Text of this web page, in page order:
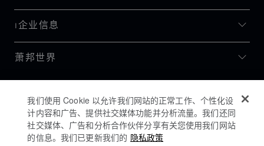
I企业信息
萧邦世界
保持更新
我们使用 Cookie 以允许我们网站的正常工作、个性化设
计内容和广告、提供社交媒体功能并分析流量。我们还同
社交媒体、广告和分析合作伙伴分享有关您使用我们网站
的信息。我们已更新我们的 隐私政策